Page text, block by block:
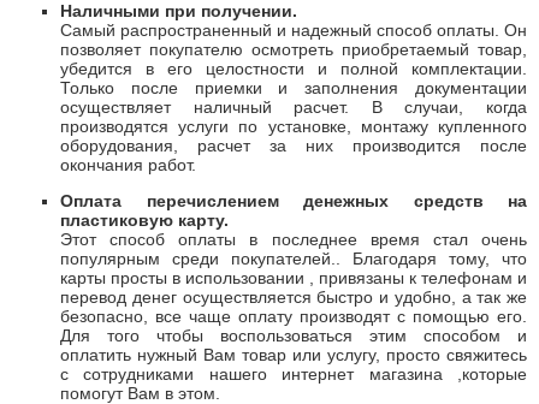
Наличными при получении.
Самый распространенный и надежный способ оплаты. Он
позволяет покупателю осмотреть приобретаемый товар,
убедится в его целостности и полной комплектации.
Только после приемки и заполнения документации
осуществляет наличный расчет. В случаи, когда
производятся услуги по установке, монтажу купленного
оборудования, расчет за них производится после
окончания работ.
Оплата перечислением денежных средств на
пластиковую карту.
Этот способ оплаты в последнее время стал очень
популярным среди покупателей.. Благодаря тому, что
карты просты в использовании , привязаны к телефонам и
перевод денег осуществляется быстро и удобно, а так же
безопасно, все чаще оплату производят с помощью его.
Для того чтобы воспользоваться этим способом и
оплатить нужный Вам товар или услугу, просто свяжитесь
с сотрудниками нашего интернет магазина ,которые
помогут Вам в этом.